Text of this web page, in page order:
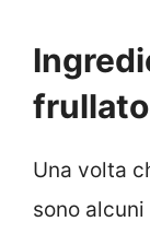
Una volta
sono